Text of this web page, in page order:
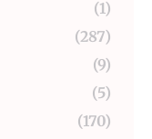
(1)
(287)
(9)
(5)
(170)